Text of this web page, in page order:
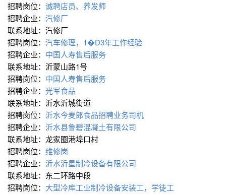
招聘岗位： 诚聘店员、养发师
招聘企业： 汽修厂
联系地址：汽修厂
招聘岗位： 汽车修理，1�D3年工作经验
招聘企业： 中国人寿售后服务
联系地址：沂蒙山路1号
招聘岗位： 中国人寿售后服务
招聘企业： 光军食品
联系地址：沂水沂城街道
招聘岗位： 沂水今麦郎食品招聘业务司机
招聘企业： 沂水县鲁碧混凝土有限公司
联系地址：龙家圈港埠口村
招聘岗位： 维修岗
招聘企业： 沂水沂星制冷设备有限公司
联系地址：东二环路中段
招聘岗位： 大型冷库工业制冷设备安装工，学徒工